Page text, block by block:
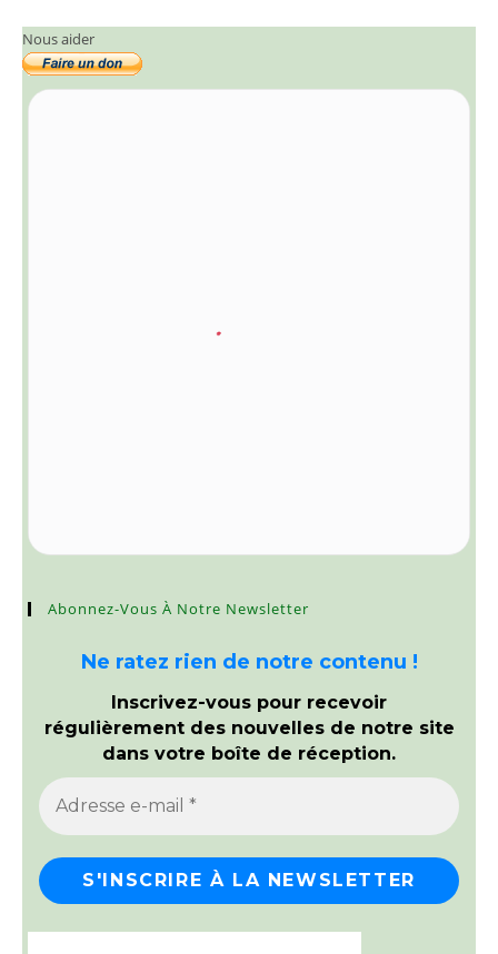
Nous aider
Abonnez-Vous À Notre Newsletter
Ne ratez rien de notre contenu !
Inscrivez-vous pour recevoir
régulièrement des nouvelles de notre site
dans votre boîte de réception.